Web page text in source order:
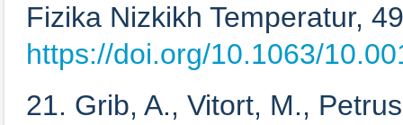
Fizika Nizkikh Temperatur,
https://doi.org/10.1063/
21. Grib, A., Vitort, M.,